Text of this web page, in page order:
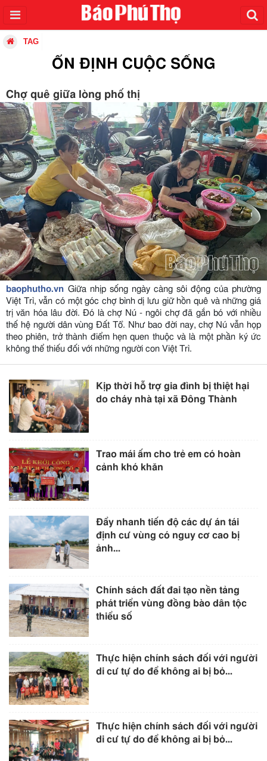
TAG
ỔN ĐỊNH CUỘC SỐNG
Chợ quê giữa lòng phố thị
baophutho.vn Giữa nhịp sống ngày càng sôi động của phường
Việt Trì, vẫn có một góc chợ bình dị lưu giữ hồn quê và những giá
trị văn hóa lâu đời. Đó là chợ Nú - ngôi chợ đã gắn bó với nhiều
thế hệ người dân vùng Đất Tổ. Như bao đời nay, chợ Nú vẫn họp
theo phiên, trở thành điểm hẹn quen thuộc và là một phần ký ức
không thể thiếu đối với những người con Việt Trì.
Kịp thời hỗ trợ gia đình bị thiệt hại
do cháy nhà tại xã Đông Thành
Trao mái ấm cho trẻ em có hoàn
cảnh khó khăn
Đẩy nhanh tiến độ các dự án tái
định cư vùng có nguy cơ cao bị
ảnh...
Chính sách đất đai tạo nền tảng
phát triển vùng đồng bào dân tộc
thiểu số
Thực hiện chính sách đối với người
di cư tự do để không ai bị bỏ...
Thực hiện chính sách đối với người
di cư tự do để không ai bị bỏ...